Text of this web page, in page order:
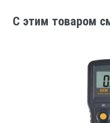
C этим товаром